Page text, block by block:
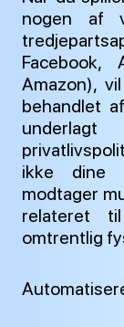
nogen af
Facebook,
Amazon),
behandlet
ikke dine
modtager
relateret
omtrentlig